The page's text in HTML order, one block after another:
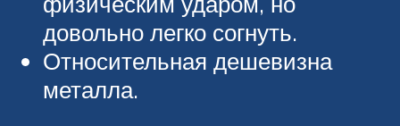
довольно легко согнуть.
Относительная дешевизна
металла.